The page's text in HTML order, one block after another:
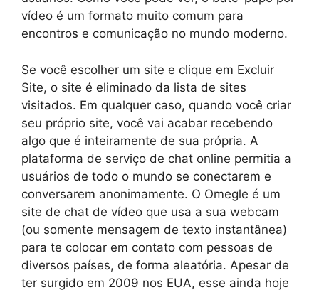
vídeo é um formato muito comum para
encontros e comunicação no mundo moderno.
Se você escolher um site e clique em Excluir
Site, o site é eliminado da lista de sites
visitados. Em qualquer caso, quando você criar
seu próprio site, você vai acabar recebendo
algo que é inteiramente de sua própria. A
plataforma de serviço de chat online permitia a
usuários de todo o mundo se conectarem e
conversarem anonimamente. O Omegle é um
site de chat de vídeo que usa a sua webcam
(ou somente mensagem de texto instantânea)
para te colocar em contato com pessoas de
diversos países, de forma aleatória. Apesar de
ter surgido em 2009 nos EUA, esse ainda hoje